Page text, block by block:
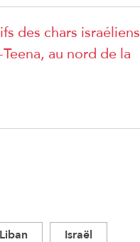
des chars israéliens
au nord de la
Liban
Israël